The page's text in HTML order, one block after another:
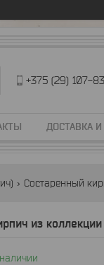
+375 (29) 107-
ДОСТАВКА
Состаренный
из